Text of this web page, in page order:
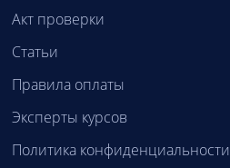
Акт проверки
Статьи
Правила оплаты
Эксперты курсов
Политика конфиденциальности